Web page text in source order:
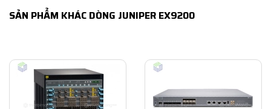
SẢN PHẨM KHÁC DÒNG JUNIPER EX9200